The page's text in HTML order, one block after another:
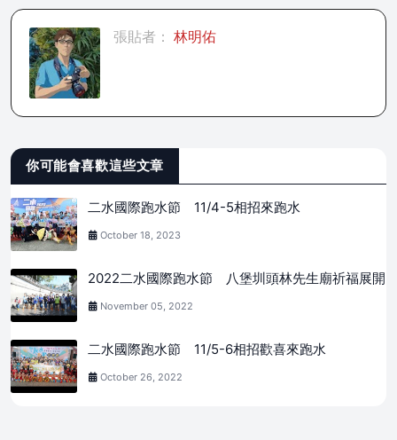
張貼者： 林明佑
你可能會喜歡這些文章
二水國際跑水節 11/4-5相招來跑水
October 18, 2023
2022二水國際跑水節 八堡圳頭林先生廟祈福展開
November 05, 2022
二水國際跑水節 11/5-6相招歡喜來跑水
October 26, 2022